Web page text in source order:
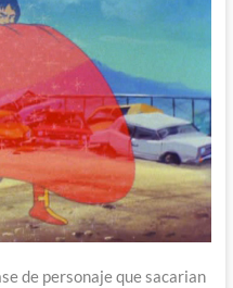
de personaje que sacarian